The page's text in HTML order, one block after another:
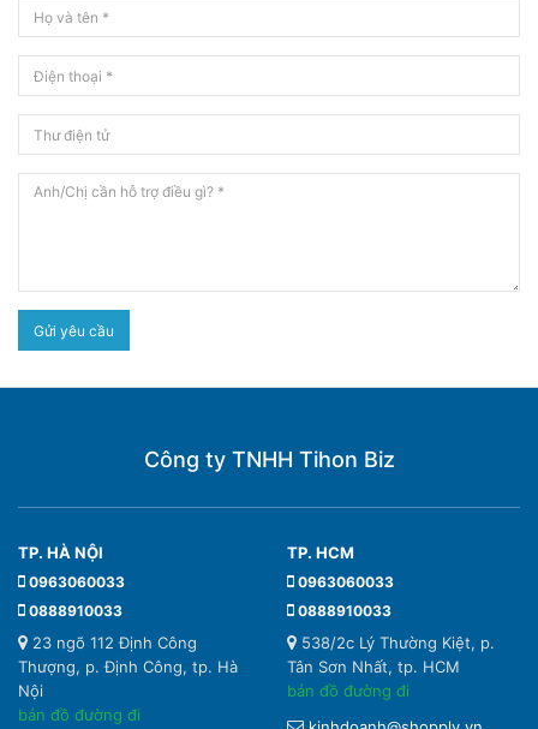
Gửi yêu cầu
Công ty TNHH Tihon Biz
TP. HÀ NỘI
0963060033
0888910033
23 ngõ 112 Định Công
Thượng, p. Định Công, tp. Hà
Nội
bản đồ đường đi
TP. HCM
0963060033
0888910033
538/2c Lý Thường Kiệt, p.
Tân Sơn Nhất, tp. HCM
bản đồ đường đi